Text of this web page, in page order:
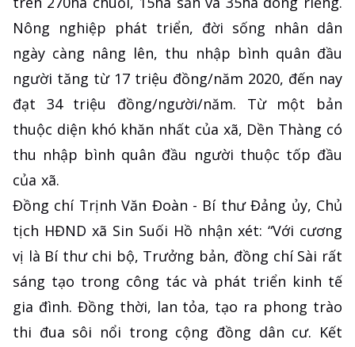
Nông nghiệp phát triển, đời sống nhân dân
ngày càng nâng lên, thu nhập bình quân đầu
người tăng từ 17 triệu đồng/năm 2020, đến nay
đạt 34 triệu đồng/người/năm. Từ một bản
thuộc diện khó khăn nhất của xã, Dền Thàng có
thu nhập bình quân đầu người thuộc tốp đầu
của xã.
Đồng chí Trịnh Văn Đoàn - Bí thư Đảng ủy, Chủ
tịch HĐND xã Sin Suối Hồ nhận xét: “Với cương
vị là Bí thư chi bộ, Trưởng bản, đồng chí Sài rất
sáng tạo trong công tác và phát triển kinh tế
gia đình. Đồng thời, lan tỏa, tạo ra phong trào
thi đua sôi nổi trong cộng đồng dân cư. Kết